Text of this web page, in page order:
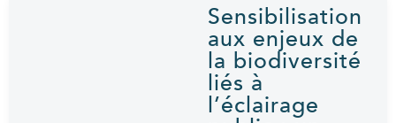
Sensibilisation
aux enjeux de
la biodiversité
liés à
l’éclairage